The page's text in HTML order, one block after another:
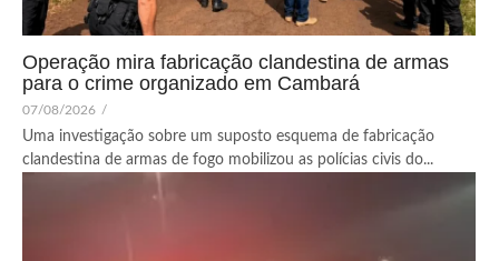
Operação mira fabricação clandestina de armas
para o crime organizado em Cambará
07/08/2026 /
Uma investigação sobre um suposto esquema de fabricação
clandestina de armas de fogo mobilizou as polícias civis do...